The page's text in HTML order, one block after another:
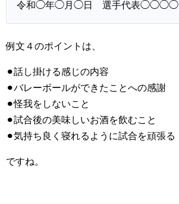
令和◯年◯月◯日 選手代表◯◯◯◯
例文４のポイントは、
⚫︎話し掛ける感じの内容
⚫︎バレーボールができたことへの感謝
⚫︎怪我をしないこと
⚫︎試合後の美味しいお酒を飲むこと
⚫︎気持ち良く寝れるように試合を頑張る
ですね。